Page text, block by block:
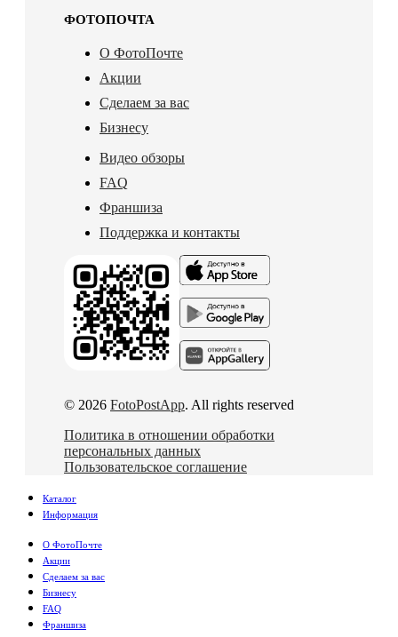
ФОТОПОЧТА
О ФотоПочте
Акции
Сделаем за вас
Бизнесу
Видео обзоры
FAQ
Франшиза
Поддержка и контакты
© 2026 FotoPostApp. All rights reserved
Политика в отношении обработки
персональных данных
Пользовательское соглашение
Каталог
Информация
О ФотоПочте
Акции
Сделаем за вас
Бизнесу
FAQ
Франшиза